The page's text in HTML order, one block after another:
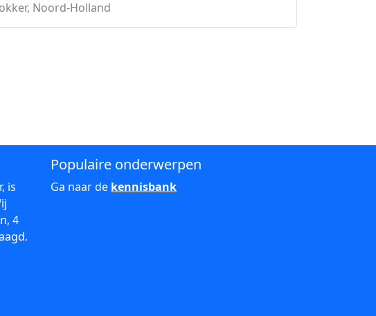
Noord-Holland
is
4
Populaire onderwerpen
Ga naar de kennisbank